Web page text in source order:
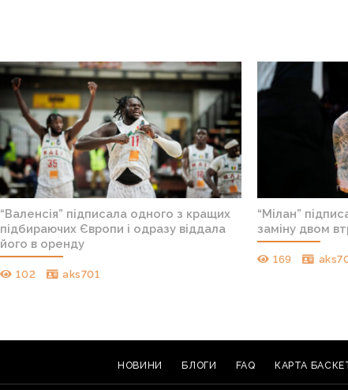
“Валенсія” підписала одного з кращих
підбираючих Європи і одразу віддала
його в оренду
102 aks701
“Мілан”
заміну двом
169
НОВИНИ БЛОГИ FAQ КАРТА